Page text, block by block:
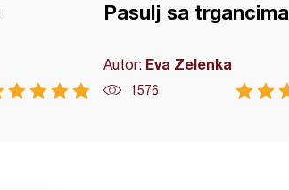
Pasulj sa trgancima
Autor: Eva Zelenka
1576